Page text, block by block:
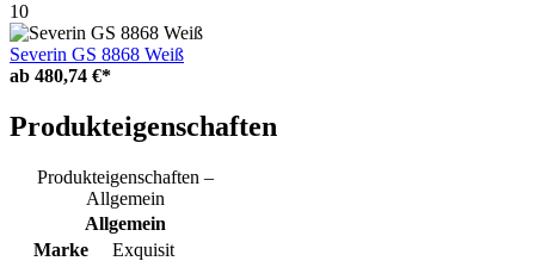
10
Severin GS 8868 Weiß
ab 480,74 €*
Produkteigenschaften
Produkteigenschaften –
Allgemein
Allgemein
Marke
Exquisit